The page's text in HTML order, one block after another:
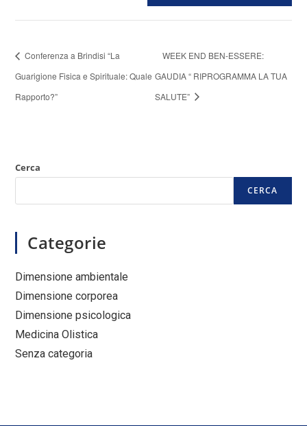
Conferenza a Brindisi “La
Guarigione Fisica e Spirituale: Quale
Rapporto?”
WEEK END BEN-ESSERE:
GAUDIA “ RIPROGRAMMA LA TUA
SALUTE”
Cerca
CERCA
Categorie
Dimensione ambientale
Dimensione corporea
Dimensione psicologica
Medicina Olistica
Senza categoria